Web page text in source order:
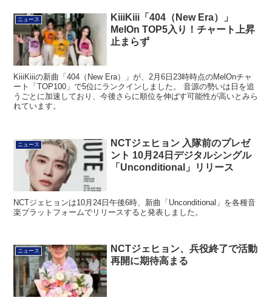
ニュース
KiiiKiii「404（New Era）」
MelOn TOP5入り！チャート上昇
止まらず
KiiiKiiiの新曲「404（New Era）」が、2月6日23時時点のMelOnチャ
ート「TOP100」で5位にランクインしました。 音源の勢いは日を追
うごとに加速しており、今後さらに順位を伸ばす可能性が高いとみら
れています。
ニュース
NCTジェヒョン 入隊前のプレゼ
ント 10月24日デジタルシングル
「Unconditional」リリース
NCTジェヒョンは10月24日午後6時、新曲「Unconditional」を各種音
楽プラットフォームでリリースすると発表しました。
ニュース
NCTジェヒョン、兵役終了で活動
再開に期待高まる